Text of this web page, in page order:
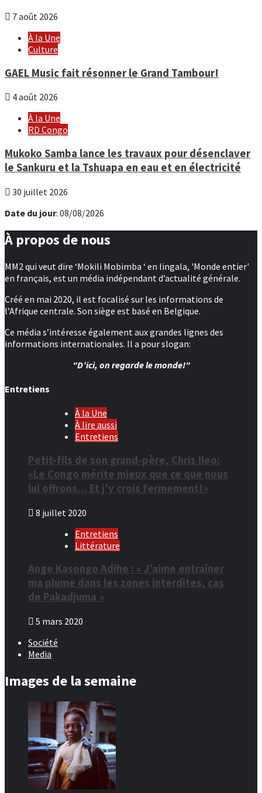
7 août 2026
À la Une
Culture
GAEL Music fait résonner le Grand Tambour!
4 août 2026
À la Une
RD Congo
Mukoko Samba lance les travaux pour désenclaver
le Sankuru et la Tshuapa en eau et en électricité
30 juillet 2026
Date du jour: 08/08/2026
À propos de nous
MM2 qui veut dire ‘Mokili Mobimba ‘ en lingala, 'Monde entier'
en français, est un média indépendant d’actualité générale.
Créé en mai 2020, il est focalisé sur les informations de
l’Afrique centrale. Son siège est basé en Belgique.
Ce média s’intéresse également aux grandes lignes des
informations internationales. Il a pour slogan:
"D’ici, on regarde le monde!"
Entretiens
À la Une
À lire aussi
Entretiens
Petit-fils de son grand-père, Chris Ileo:
«Le Congo mérite mieux que ce que nous
lui offrons… Et j’y crois fermement!»
8 juillet 2020
Entretiens
Littérature
Ange Kasongo Adihe : « J’aime entraîner
ma plume dans les zones interdites, cas
de Pakadjuma »
5 mars 2020
Société
Media
Images de la semaine